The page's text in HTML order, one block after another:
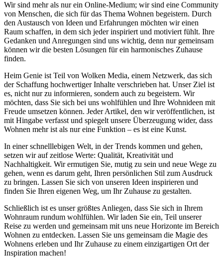
Wir sind mehr als nur ein Online-Medium; wir sind eine Community
von Menschen, die sich für das Thema Wohnen begeistern. Durch
den Austausch von Ideen und Erfahrungen möchten wir einen
Raum schaffen, in dem sich jeder inspiriert und motiviert fühlt. Ihre
Gedanken und Anregungen sind uns wichtig, denn nur gemeinsam
können wir die besten Lösungen für ein harmonisches Zuhause
finden.
Heim Genie ist Teil von Wolken Media, einem Netzwerk, das sich
der Schaffung hochwertiger Inhalte verschrieben hat. Unser Ziel ist
es, nicht nur zu informieren, sondern auch zu begeistern. Wir
möchten, dass Sie sich bei uns wohlfühlen und Ihre Wohnideen mit
Freude umsetzen können. Jeder Artikel, den wir veröffentlichen, ist
mit Hingabe verfasst und spiegelt unsere Überzeugung wider, dass
Wohnen mehr ist als nur eine Funktion – es ist eine Kunst.
In einer schnelllebigen Welt, in der Trends kommen und gehen,
setzen wir auf zeitlose Werte: Qualität, Kreativität und
Nachhaltigkeit. Wir ermutigen Sie, mutig zu sein und neue Wege zu
gehen, wenn es darum geht, Ihren persönlichen Stil zum Ausdruck
zu bringen. Lassen Sie sich von unseren Ideen inspirieren und
finden Sie Ihren eigenen Weg, um Ihr Zuhause zu gestalten.
Schließlich ist es unser größtes Anliegen, dass Sie sich in Ihrem
Wohnraum rundum wohlfühlen. Wir laden Sie ein, Teil unserer
Reise zu werden und gemeinsam mit uns neue Horizonte im Bereich
Wohnen zu entdecken. Lassen Sie uns gemeinsam die Magie des
Wohnens erleben und Ihr Zuhause zu einem einzigartigen Ort der
Inspiration machen!